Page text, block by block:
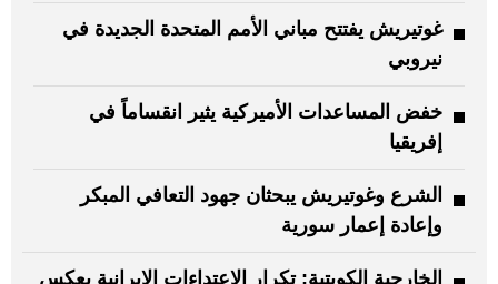
غوتيريش يفتتح مباني الأمم المتحدة الجديدة في
نيروبي
خفض المساعدات الأميركية يثير انقساماً في
إفريقيا
الشرع وغوتيريش يبحثان جهود التعافي المبكر
وإعادة إعمار سورية
الخارجية الكويتية: تكرار الاعتداءات الإيرانية يعكس